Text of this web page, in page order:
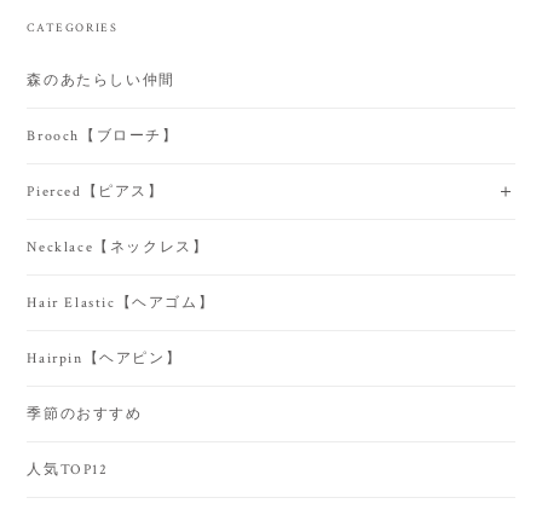
CATEGORIES
森のあたらしい仲間
Brooch【ブローチ】
Pierced【ピアス】
Necklace【ネックレス】
Hair Elastic【ヘアゴム】
Hairpin【ヘアピン】
季節のおすすめ
人気TOP12